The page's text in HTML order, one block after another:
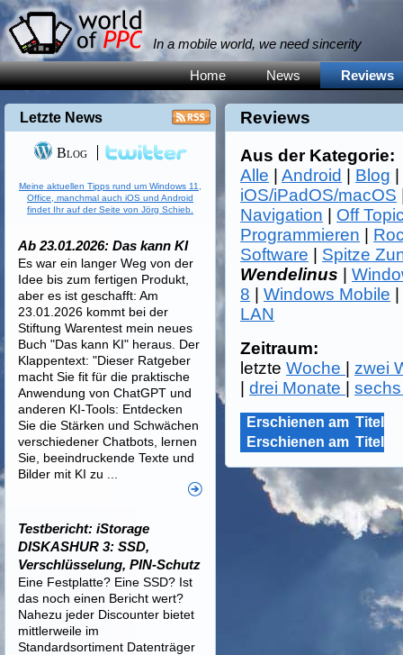
In a mobile world, we need sincerity
Home News Reviews
Reviews
Aus der Kategorie:
Alle |Android Blog
iOS/iPadOS/macOS
Navigation
Off
Programmieren
Software
Spitze
Wendelinus |
8 |Windows Mobile
LAN
Zeitraum:
letzteWoche
zwei
|drei Monate |
Erschienen am Titel
Erschienen am Titel
Letzte News
Blog
Meine aktuellen Tipps rund um Windows 11,
Office, manchmal auch iOS und Android
findet Ihr auf der Seite von Jörg Schieb.
Ab 23.01.2026: Das kann KI
Es war ein langer Weg von der
Idee bis zum fertigen Produkt,
aber es ist geschafft: Am
23.01.2026 kommt bei der
Stiftung Warentest mein neues
Buch "Das kann KI" heraus. Der
Klappentext: "Dieser Ratgeber
macht Sie fit für die praktische
Anwendung von ChatGPT und
anderen KI-Tools: Entdecken
Sie die Stärken und Schwächen
verschiedener Chatbots, lernen
Sie, beeindruckende Texte und
Bilder mit KI zu ...
Testbericht: iStorage
DISKASHUR 3: SSD,
Verschlüsselung, PIN-Schutz
Eine Festplatte? Eine SSD? Ist
das noch einen Bericht wert?
Nahezu jeder Discounter bietet
mittlerweile im
Standardsortiment Datenträger